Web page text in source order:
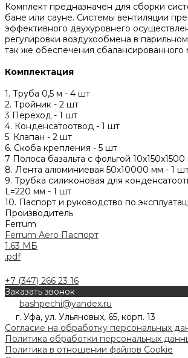
Комплект предназначен для сборки
бане или сауне. Системы вентиляции
эффективного двухуровнего
регулировки воздухообмена в
так же обеспечения сбалансированного
Комплектация
1. Труба 0,5 м - 4 шт
2. Тройник - 2 шт
3 Переход - 1 шт
4. Конденсатоотвод - 1 шт
5. Клапан - 2 шт
6. Скоба крепления - 5 шт
7 Полоса базальта с фольгой
8. Лента алюминиевая 50х10000 мм - 1
9. Трубка силиконовая для
L=220 мм - 1 шт
10. Паспорт и руководство по
Производитель
Ferrum
Ferrum Aero Паспорт
1.63 МБ
.pdf
+7 (347) 266 23 16
Заказать звонок
bashpechi@yandex.ru
г. Уфа, ул. Ульяновых, 65, корп. 13
Согласие на обработку персональных
Политика обработки персональных
Политика в отношении файлов Cookie